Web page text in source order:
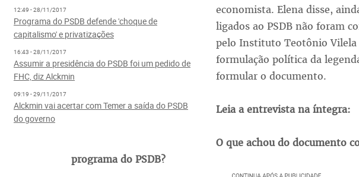
12:49 - 28/11/2017
Programa do PSDB defende 'choque de
capitalismo' e privatizações
16:43 - 28/11/2017
Assumir a presidência do PSDB foi um pedido de
FHC, diz Alckmin
09:19 - 29/11/2017
Alckmin vai acertar com Temer a saída do PSDB
do governo
economista. Elena disse,
ligados ao PSDB não foram
pelo Instituto Teotônio Vilela
formulação política da
formular o documento.
Leia a entrevista na íntegra:
O que achou do documento
programa do PSDB?